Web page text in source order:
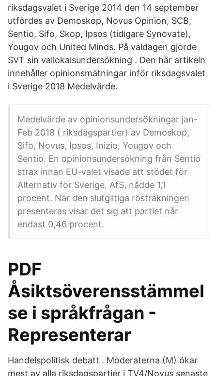
riksdagsvalet i Sverige 2014 den 14 september
utfördes av Demoskop, Novus Opinion, SCB,
Sentio, Sifo, Skop, Ipsos (tidigare Synovate),
Yougov och United Minds. På valdagen gjorde
SVT sin vallokalsundersökning . Den här artikeln
innehåller opinionsmätningar inför riksdagsvalet
i Sverige 2018 Medelvärde.
Medelvärde av opinionsundersökningar jan-
Feb 2018 ( riksdagspartier) av Demoskop,
Sifo, Novus, Ipsos, Inizio, Yougov och
Sentio. En opinionsundersökning från Sentio
strax innan EU-valet visade att stödet för
Alternativ för Sverige, AfS, nådde 1,1
procent. När den slutgiltiga rösträkningen
presenteras visar det sig att partiet når
endast 0,46 procent.
PDF
Åsiktsöverensstämmel
se i språkfrågan -
Representerar
Handelspolitisk debatt . Moderaterna (M) ökar
mest av alla riksdagspartier i TV4/Novus senaste